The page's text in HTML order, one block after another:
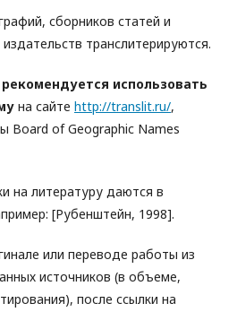
сборников статей и
транслитерируются.
использовать
на сайте http://translit.ru/,
Board of Geographic Names
на литературу даются в
[Рубенштейн, 1998].
или переводе работы из
источников (в объеме,
после ссылки на